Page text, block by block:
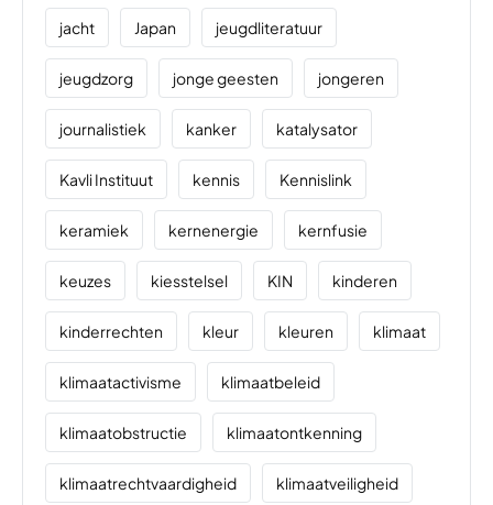
jacht Japan jeugdliteratuur
jeugdzorg jonge geesten jongeren
journalistiek kanker katalysator
Kavli Instituut kennis Kennislink
keramiek kernenergie kernfusie
keuzes kiesstelsel KIN kinderen
kinderrechten kleur kleuren klimaat
klimaatactivisme klimaatbeleid
klimaatobstructie klimaatontkenning
klimaatrechtvaardigheid klimaatveiligheid